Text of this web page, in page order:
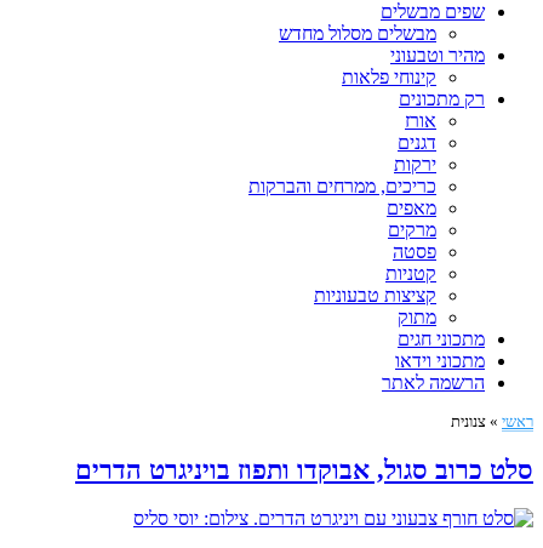
שפים מבשלים
מבשלים מסלול מחדש
מהיר וטבעוני
קינוחי פלאות
רק מתכונים
אורז
דגנים
ירקות
כריכים, ממרחים והברקות
מאפים
מרקים
פסטה
קטניות
קציצות טבעוניות
מתוק
מתכוני חגים
מתכוני וידאו
הרשמה לאתר
ראשי » צנונית
סלט כרוב סגול, אבוקדו ותפוז בויניגרט הדרים